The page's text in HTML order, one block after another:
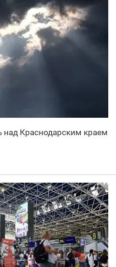
Краснодарским краем